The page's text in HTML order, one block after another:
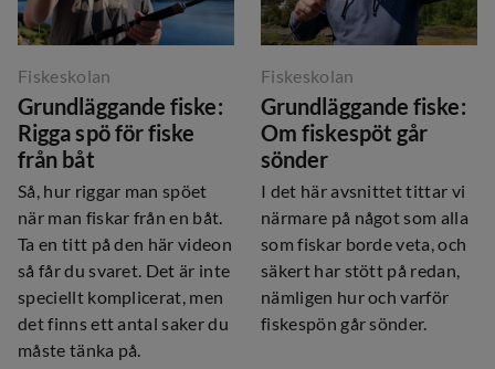
Fiskeskolan
Grundläggande fiske:
Rigga spö för fiske
från båt
Så, hur riggar man spöet
när man fiskar från en båt.
Ta en titt på den här videon
så får du svaret. Det är inte
speciellt komplicerat, men
det finns ett antal saker du
måste tänka på.
Fiskeskolan
Grundläggande fiske:
Om fiskespöt går
sönder
I det här avsnittet tittar vi
närmare på något som alla
som fiskar borde veta, och
säkert har stött på redan,
nämligen hur och varför
fiskespön går sönder.